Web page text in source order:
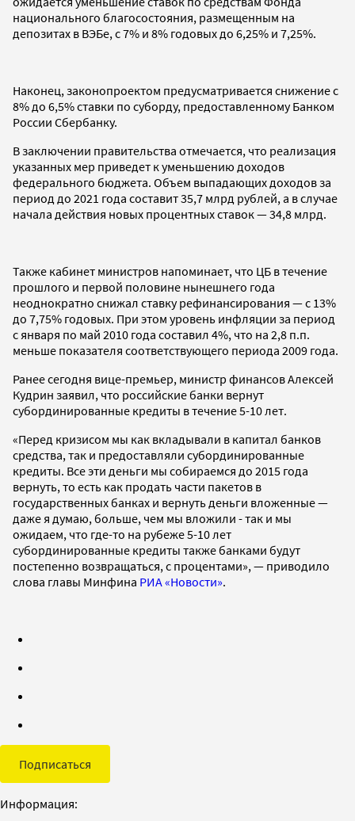
национального благосостояния, размещенным на
депозитах в ВЭБе, с 7% и 8% годовых до 6,25% и 7,25%.
Наконец, законопроектом предусматривается снижение с
8% до 6,5% ставки по суборду, предоставленному Банком
России Сбербанку.
В заключении правительства отмечается, что реализация
указанных мер приведет к уменьшению доходов
федерального бюджета. Объем выпадающих доходов за
период до 2021 года составит 35,7 млрд рублей, а в случае
начала действия новых процентных ставок — 34,8 млрд.
Также кабинет министров напоминает, что ЦБ в течение
прошлого и первой половине нынешнего года
неоднократно снижал ставку рефинансирования — с 13%
до 7,75% годовых. При этом уровень инфляции за период
с января по май 2010 года составил 4%, что на 2,8 п.п.
меньше показателя соответствующего периода 2009 года.
Ранее сегодня вице-премьер, министр финансов Алексей
Кудрин заявил, что российские банки вернут
субординированные кредиты в течение 5-10 лет.
«Перед кризисом мы как вкладывали в капитал банков
средства, так и предоставляли субординированные
кредиты. Все эти деньги мы собираемся до 2015 года
вернуть, то есть как продать части пакетов в
государственных банках и вернуть деньги вложенные —
даже я думаю, больше, чем мы вложили - так и мы
ожидаем, что где-то на рубеже 5-10 лет
субординированные кредиты также банками будут
постепенно возвращаться, с процентами», — приводило
слова главы Минфина РИА «Новости».
Подписаться
Информация: